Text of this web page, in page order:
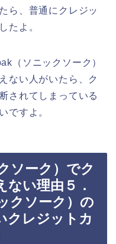
ら、普通にクレジッ
たよ。
（ソニックソーク）
ない人がいたら、ク
されてしまっている
ですよ。
ソーク）でク
ない理由５．
クソーク）の
クレジットカ